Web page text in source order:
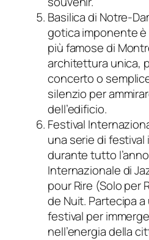
Basilica di Notre-
gotica imponente
più famose di
architettura unica,
concerto o
silenzio per
dell’edificio.
Festival
una serie di
durante tutto
Internazionale di
pour Rire (Solo per
de Nuit. Partecipa
festival per
nell’energia della